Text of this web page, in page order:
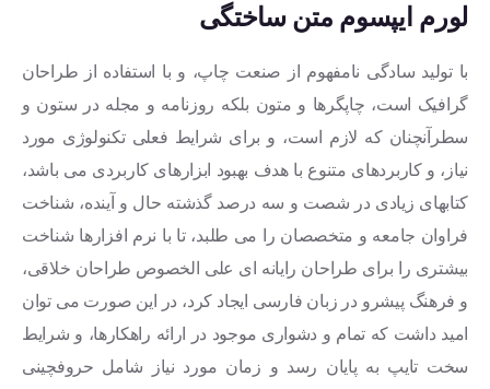
لورم ایپسوم متن ساختگی
با تولید سادگی نامفهوم از صنعت چاپ، و با استفاده از طراحان
گرافیک است، چاپگرها و متون بلکه روزنامه و مجله در ستون و
سطرآنچنان که لازم است، و برای شرایط فعلی تکنولوژی مورد
نیاز، و کاربردهای متنوع با هدف بهبود ابزارهای کاربردی می باشد،
کتابهای زیادی در شصت و سه درصد گذشته حال و آینده، شناخت
فراوان جامعه و متخصصان را می طلبد، تا با نرم افزارها شناخت
بیشتری را برای طراحان رایانه ای علی الخصوص طراحان خلاقی،
و فرهنگ پیشرو در زبان فارسی ایجاد کرد، در این صورت می توان
امید داشت که تمام و دشواری موجود در ارائه راهکارها، و شرایط
سخت تایپ به پایان رسد و زمان مورد نیاز شامل حروفچینی